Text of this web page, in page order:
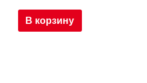
В корзину